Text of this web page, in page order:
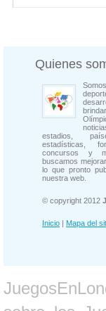
Quienes
estadios,
estadísticas,
concursos y
buscamos
lo que pronto
nuestra web.
© copyright 2012
Inicio | Mapa del